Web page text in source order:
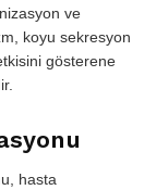
ve
koyu sekresyon
gösterene
hasta